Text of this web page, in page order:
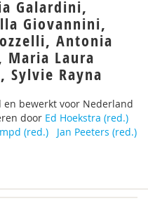
Galardini,
Giovannini,
Antonia
Maria Laura
Sylvie Rayna
en bewerkt voor Nederland
door Ed Hoekstra (red.)
(red.)
Jan Peeters (red.)